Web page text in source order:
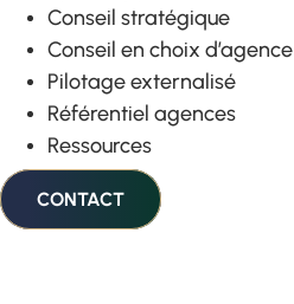
Conseil stratégique
Conseil en choix d’agence
Pilotage externalisé
Référentiel agences
Ressources
CONTACT